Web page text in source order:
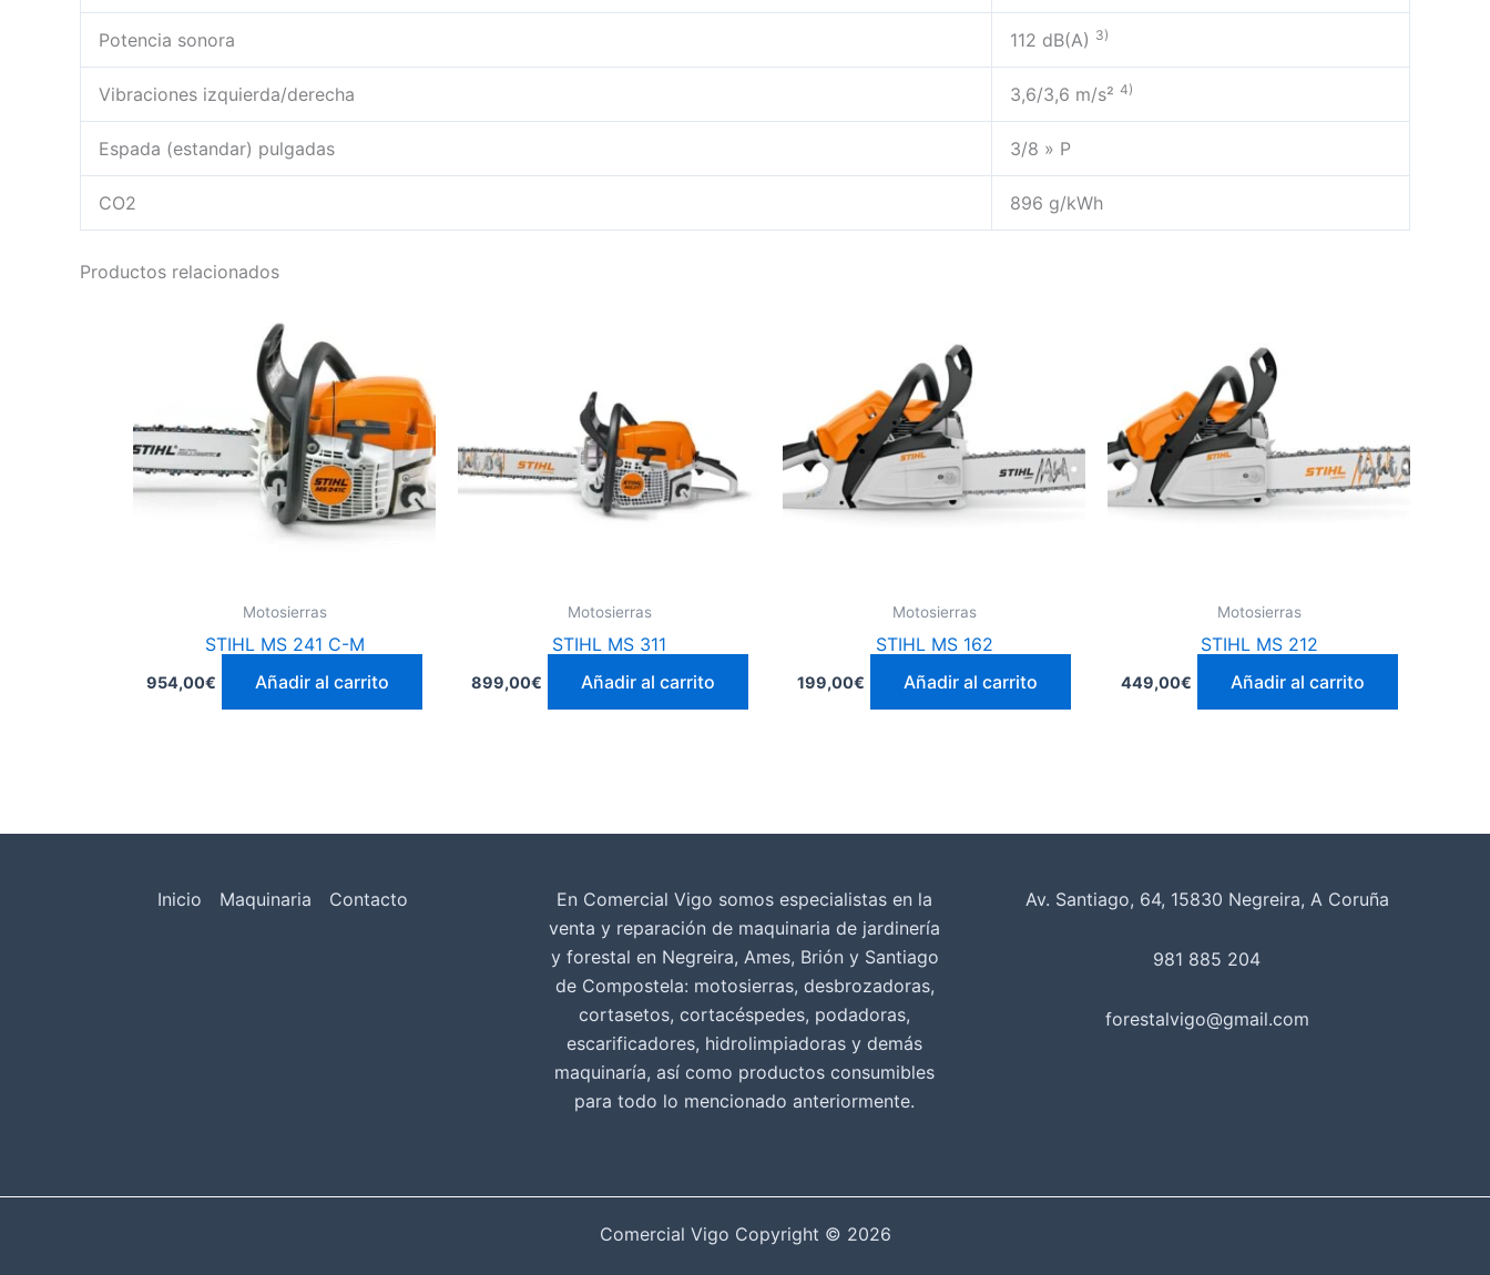
Potencia sonora 112 dB(A) 3)
Vibraciones izquierda/derecha 3,6/3,6 m/s² 4)
Espada (estandar) pulgadas 3/8 » P
CO2 896 g/kWh
Productos relacionados
Motosierras
STIHL MS 241 C-M
954,00€ Añadir al carrito
Motosierras
STIHL MS 311
899,00€ Añadir al carrito
Motosierras
STIHL MS 162
199,00€ Añadir al carrito
Motosierras
STIHL MS 212
449,00€ Añadir al carrito
Inicio Maquinaria Contacto
En Comercial Vigo somos especialistas en la
venta y reparación de maquinaria de jardinería
y forestal en Negreira, Ames, Brión y Santiago
de Compostela: motosierras, desbrozadoras,
cortasetos, cortacéspedes, podadoras,
escarificadores, hidrolimpiadoras y demás
maquinaría, así como productos consumibles
para todo lo mencionado anteriormente.
Av. Santiago, 64, 15830 Negreira, A Coruña
981 885 204
forestalvigo@gmail.com
Comercial Vigo Copyright © 2026